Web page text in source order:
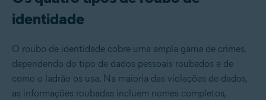
identidade
O roubo de identidade cobre uma ampla gama de crimes,
dependendo do tipo de dados pessoais roubados e de
como o ladrão os usa. Na maioria das violações de dados,
as informações roubadas incluem nomes completos,